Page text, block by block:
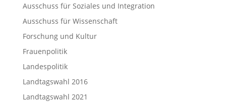
Ausschuss für Soziales und Integration
Ausschuss für Wissenschaft
Forschung und Kultur
Frauenpolitik
Landespolitik
Landtagswahl 2016
Landtagswahl 2021